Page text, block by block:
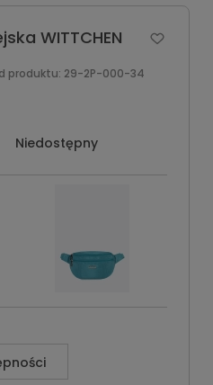
WITTCHEN
produktu: 29-2P-000-34
Niedostępny